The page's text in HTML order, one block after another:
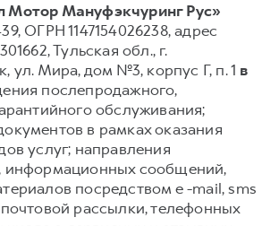
Мануфэкчуринг Рус»
ОГРН 1147154026238, адрес
Тульская обл., г.
ул. Мира, дом №3, корпус Г, п. 1 в
послепродажного,
обслуживания;
в рамках оказания
услуг; направления
информационных сообщений,
посредством e -mail, sms
рассылки, телефонных